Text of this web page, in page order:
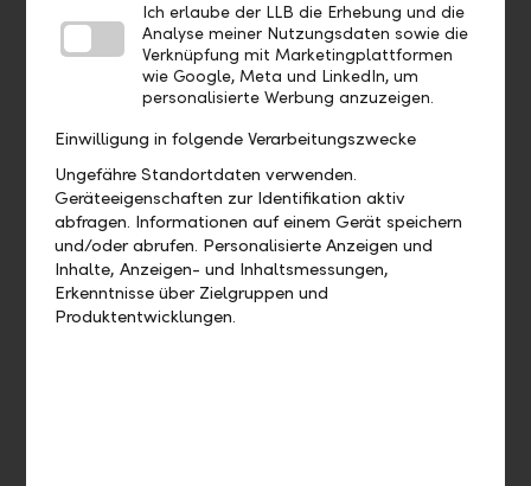
Bis wann muss ich eine Zahlung
freigeben, damit diese heute noch
verarbeitet wird?
Wie kann ich eine bereits
ausgeführte Zahlung duplizieren?
Wie kann ich eine offene Zahlung
bearbeiten?
Wie kann ich eine offene Zahlung
Ich erlaube der LLB die Erhebung und die
Analyse meiner Nutzungsdaten sowie die
Verknüpfung mit Marketingplattformen
wie Google, Meta und LinkedIn, um
personalisierte Werbung anzuzeigen.
Einwilligung in folgende Verarbeitungszwecke
Ungefähre Standortdaten verwenden.
Geräteeigenschaften zur Identifikation aktiv
abfragen. Informationen auf einem Gerät speichern
und/oder abrufen. Personalisierte Anzeigen und
Inhalte, Anzeigen- und Inhaltsmessungen,
Erkenntnisse über Zielgruppen und
Produktentwicklungen.